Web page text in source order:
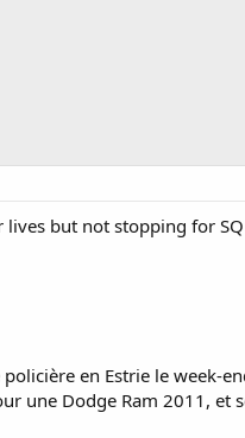
but not stopping for
en Estrie le week-
une Dodge Ram 2011, et